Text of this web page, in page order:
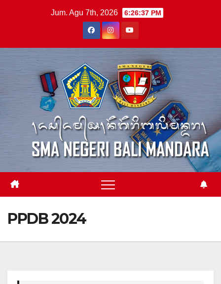
Jum. Agu 7th, 2026 6:26:37 PM
PPDB 2024